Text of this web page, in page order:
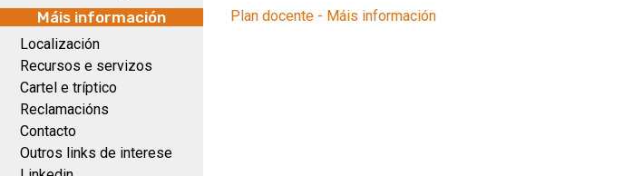
Máis información
Localización
Recursos e servizos
Cartel e tríptico
Reclamacións
Contacto
Outros links de interese
Plan docente - Máis información